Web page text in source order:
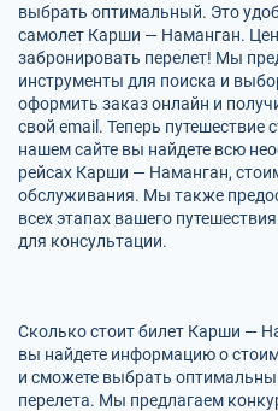
выбрать оптимальный. Это
самолет Карши — Наманган.
забронировать перелет! Мы
инструменты для поиска и
оформить заказ онлайн и
свой email. Теперь
нашем сайте вы найдете всю
рейсах Карши — Наманган,
обслуживания. Мы также
всех этапах вашего
для консультации.
Сколько стоит билет Карши —
вы найдете информацию о
и сможете выбрать
перелета. Мы предлагаем